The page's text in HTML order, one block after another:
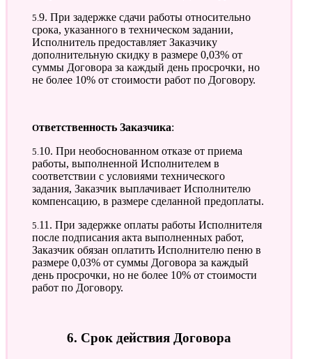
5.9. При задержке сдачи работы относительно
срока, указанного в техническом задании,
Исполнитель предоставляет Заказчику
дополнительную скидку в размере 0,03% от
суммы Договора за каждый день просрочки, но
не более 10% от стоимости работ по Договору.
Ответственность Заказчика:
5.10. При необоснованном отказе от приема
работы, выполненной Исполнителем в
соответствии с условиями технического
задания, Заказчик выплачивает Исполнителю
компенсацию, в размере сделанной предоплаты.
5.11. При задержке оплаты работы Исполнителя
после подписания акта выполненных работ,
Заказчик обязан оплатить Исполнителю пеню в
размере 0,03% от суммы Договора за каждый
день просрочки, но не более 10% от стоимости
работ по Договору.
6. Срок действия Договора